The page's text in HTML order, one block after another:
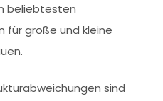
beliebtesten
für große und kleine
sind